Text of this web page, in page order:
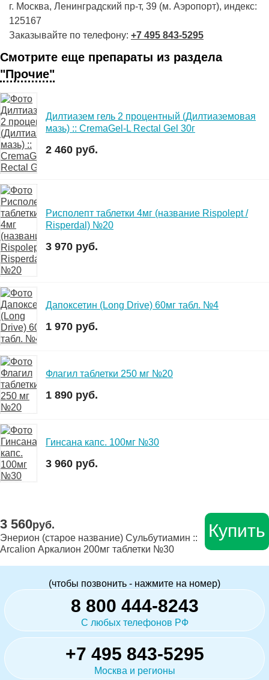
г. Москва, Ленинградский пр-т, 39 (м. Аэропорт), индекс:
125167
Заказывайте по телефону: +7 495 843-5295
Смотрите еще препараты из раздела
"Прочие"
Дилтиазем гель 2 процентный (Дилтиаземовая
мазь) :: CremaGel-L Rectal Gel 30г
2 460 руб.
Рисполепт таблетки 4мг (название Rispolept /
Risperdal) №20
3 970 руб.
Дапоксетин (Long Drive) 60мг табл. №4
1 970 руб.
Флагил таблетки 250 мг №20
1 890 руб.
Гинсана капс. 100мг №30
3 960 руб.
3 560руб.
Энерион (старое название) Сульбутиамин ::
Arcalion Аркалион 200мг таблетки №30
Купить
(чтобы позвонить - нажмите на номер)
8 800 444-8243
С любых телефонов РФ
+7 495 843-5295
Москва и регионы